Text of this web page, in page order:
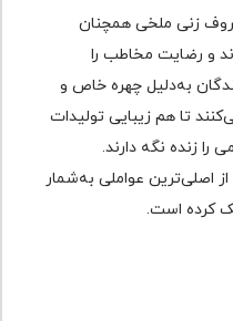
زنی ملخی همچنان
و رضایت مخاطب را
به‌دلیل چهره خاص و
تا هم زیبایی تولیدات
را زنده نگه دارند.
عواملی به‌شمار
کرده است.